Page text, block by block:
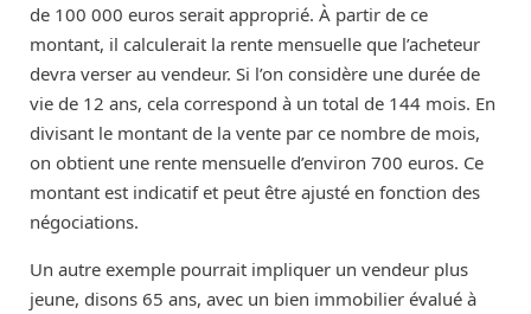
de 100 000 euros serait approprié. À partir de ce
montant, il calculerait la rente mensuelle que l’acheteur
devra verser au vendeur. Si l’on considère une durée de
vie de 12 ans, cela correspond à un total de 144 mois. En
divisant le montant de la vente par ce nombre de mois,
on obtient une rente mensuelle d’environ 700 euros. Ce
montant est indicatif et peut être ajusté en fonction des
négociations.
Un autre exemple pourrait impliquer un vendeur plus
jeune, disons 65 ans, avec un bien immobilier évalué à